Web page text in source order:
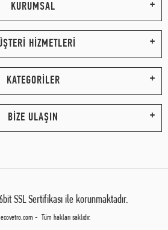
KURUMSAL
HİZMETLERİ
KATEGORİLER
BİZE ULAŞIN
SSL Sertifikası ile korunmaktadır.
- Tüm hakları saklıdır.